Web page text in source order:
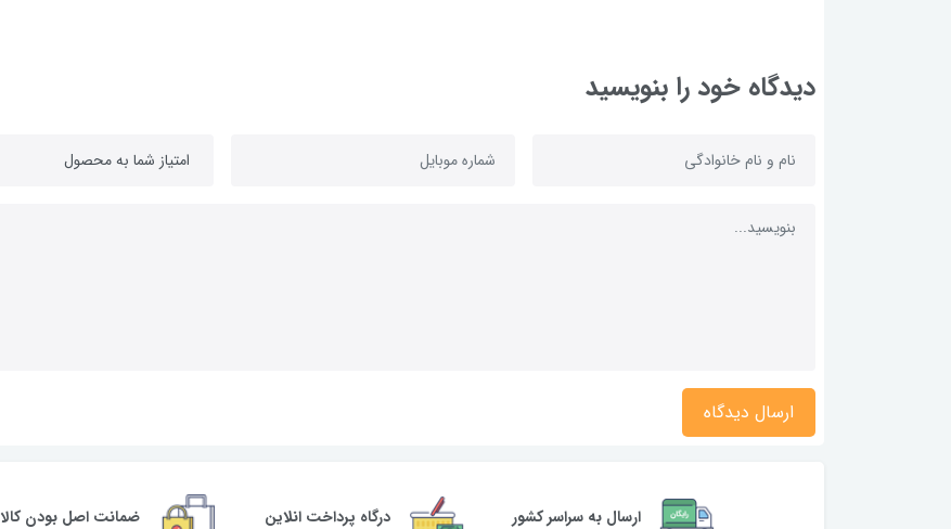
دیدگاه خود را بنویسید
ارسال دیدگاه
ارسال به سراسر کشور درگاه پرداخت انلاین ضمانت اصل بودن کالا